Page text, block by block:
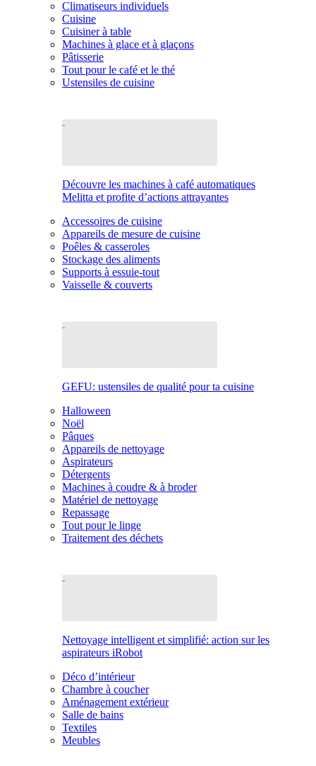
Climatiseurs individuels
Cuisine
Cuisiner à table
Machines à glace et à glaçons
Pâtisserie
Tout pour le café et le thé
Ustensiles de cuisine
Découvre les machines à café automatiques
Melitta et profite d’actions attrayantes
Accessoires de cuisine
Appareils de mesure de cuisine
Poêles & casseroles
Stockage des aliments
Supports à essuie-tout
Vaisselle & couverts
GEFU: ustensiles de qualité pour ta cuisine
Halloween
Noël
Pâques
Appareils de nettoyage
Aspirateurs
Détergents
Machines à coudre & à broder
Matériel de nettoyage
Repassage
Tout pour le linge
Traitement des déchets
Nettoyage intelligent et simplifié: action sur les
aspirateurs iRobot
Déco d’intérieur
Chambre à coucher
Aménagement extérieur
Salle de bains
Textiles
Meubles